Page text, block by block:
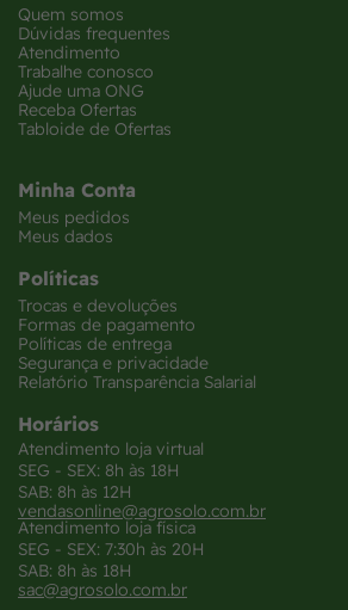
Quem somos
Dúvidas frequentes
Atendimento
Trabalhe conosco
Ajude uma ONG
Receba Ofertas
Tabloide de Ofertas
Minha Conta
Meus pedidos
Meus dados
Políticas
Trocas e devoluções
Formas de pagamento
Políticas de entrega
Segurança e privacidade
Relatório Transparência Salarial
Horários
Atendimento loja virtual
SEG - SEX: 8h às 18H
SAB: 8h às 12H
vendasonline@agrosolo.com.br
Atendimento loja física
SEG - SEX: 7:30h às 20H
SAB: 8h às 18H
sac@agrosolo.com.br